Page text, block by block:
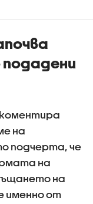
на
подчерта, че
на
на
именно от